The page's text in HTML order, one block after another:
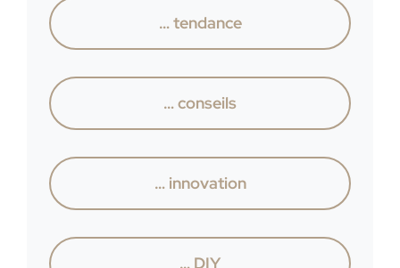
… tendance
… conseils
… innovation
… DIY